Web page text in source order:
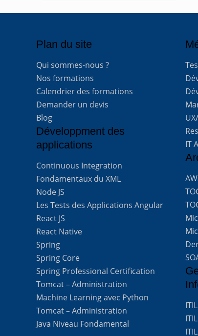
Plan du site
Qui sommes-nous ?
Nos formations
Calendrier des formations
Demander un devis
Blog
Développment des
applications
Continuous Integration
Fondamentaux du XML
Node JS
Les Tests des Applications Angular
React JS
React Native
Spring
Spring Core
Spring Professional Certification
Tomcat – Administration
Machine Learning avec Python
Tomcat – Administration
Java Niveau Fondamental
IT